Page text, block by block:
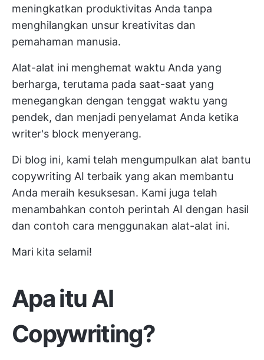
meningkatkan produktivitas Anda tanpa
menghilangkan unsur kreativitas dan
pemahaman manusia.
Alat-alat ini menghemat waktu Anda yang
berharga, terutama pada saat-saat yang
menegangkan dengan tenggat waktu yang
pendek, dan menjadi penyelamat Anda ketika
writer's block menyerang.
Di blog ini, kami telah mengumpulkan alat bantu
copywriting AI terbaik yang akan membantu
Anda meraih kesuksesan. Kami juga telah
menambahkan contoh perintah AI dengan hasil
dan contoh cara menggunakan alat-alat ini.
Mari kita selami!
Apa itu AI
Copywriting?